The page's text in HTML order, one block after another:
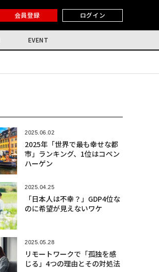
会員登録 ログイン
EVENT
2025.06.02
2025年「世界で最も幸せな都
市」ランキング、1位はコペン
ハーゲン
2025.04.25
「日本人は不幸？」GDP4位な
のに希望が見えないワケ
2025.05.28
リモートワークで「孤独を感
じる」4つの理由とその対処法